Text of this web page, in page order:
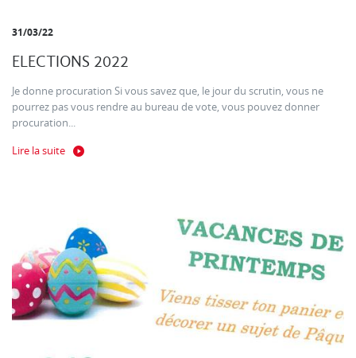
31/03/22
ELECTIONS 2022
Je donne procuration Si vous savez que, le jour du scrutin, vous ne
pourrez pas vous rendre au bureau de vote, vous pouvez donner
procuration...
Lire la suite